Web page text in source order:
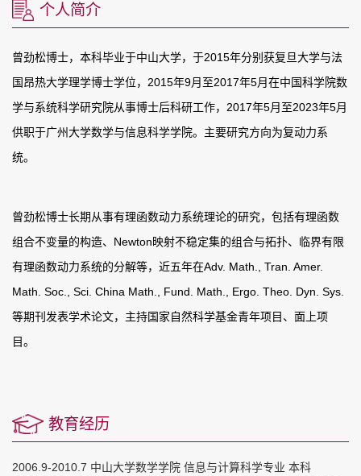
个人简介
曾劲松博士，本科毕业于中山大学，于2015年分别获复旦大学与法
国昂热大学理学博士学位， 2015年9月至2017年5月在中国科学院数
学与系统科学研究院从事博士后科研工作， 2017年5月至2023年5月
供职于广州大学数学与信息科学学院。主要研究方向为复动力系
统。
曾劲松博士长期从事有理函数动力系统理论的研究，包括有理函数
组合不变量的构造、 Newton映射不稳定集的组合与拓扑、临界有限
有理函数动力系统的分解等，近五年在Adv. Math., Tran. Amer.
Math. Soc., Sci. China Math., Fund. Math., Ergo. Theo. Dyn. Sys.
等期刊发表学术论文，主持国家自然科学基金青年项目、面上项
目。
教育经历
2006.9-2010.7 中山大学数学学院 信息与计算科学专业 本科